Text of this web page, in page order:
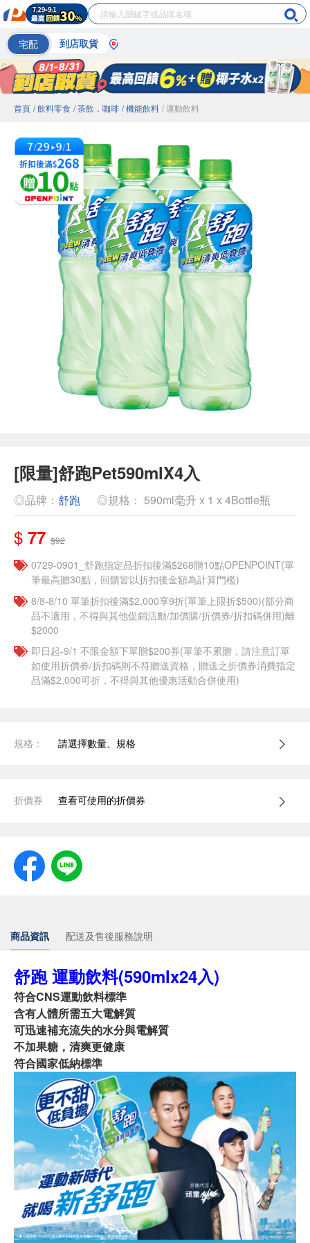
宅配 到店取貨
首頁 / 飲料零食 / 茶飲．咖啡 / 機能飲料 / 運動飲料
[限量]舒跑Pet590mlX4入
◎品牌： 舒跑 ◎規格： 590ml毫升 x 1 x 4Bottle瓶
$ 77 $92
0729-0901_舒跑指定品折扣後滿$268贈10點OPENPOINT(單
筆最高贈30點，回饋皆以折扣後金額為計算門檻)
8/8-8/10 單筆折扣後滿$2,000享9折(單筆上限折$500)(部分商
品不適用，不得與其他促銷活動/加價購/折價券/折扣碼併用)離
$2000
即日起-9/1 不限金額下單贈$200券(單筆不累贈，請注意訂單
如使用折價券/折扣碼則不符贈送資格，贈送之折價券消費指定
品滿$2,000可折，不得與其他優惠活動合併使用)
規格： 請選擇數量、規格
折價券 查看可使用的折價券
商品資訊 配送及售後服務說明
舒跑 運動飲料(590mlx24入)
符合CNS運動飲料標準
含有人體所需五大電解質
可迅速補充流失的水分與電解質
不加果糖，清爽更健康
符合國家低納標準